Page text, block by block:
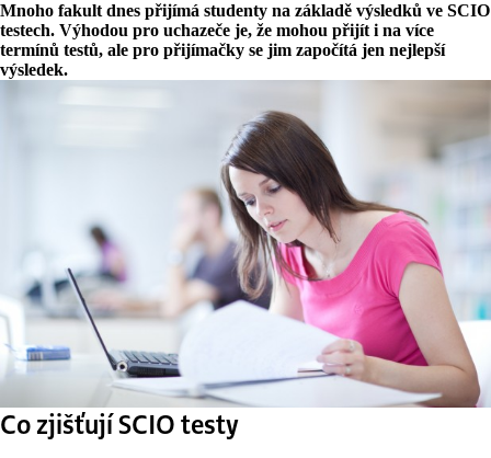
Mnoho fakult dnes přijímá studenty na základě výsledků ve SCIO
testech. Výhodou pro uchazeče je, že mohou přijít i na více
termínů testů, ale pro přijímačky se jim započítá jen nejlepší
výsledek.
Co zjišťují SCIO testy